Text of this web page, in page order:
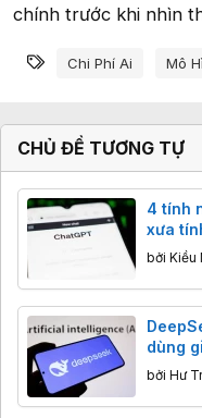
chính trước khi nhìn
Từ khóa
Chi Phí Ai Mô
CHỦ ĐỀ TƯƠNG TỰ
4 tính
xưa
bởi Kiều
dùng
bởi Hư